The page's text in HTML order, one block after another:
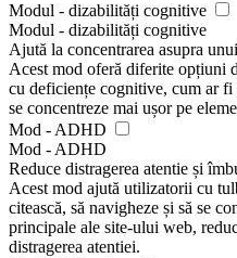
Modul - dizabilități cognitive
Modul - dizabilități cognitive
Ajută la concentrarea asupra
Acest mod oferă diferite opțiuni
cu deficiențe cognitive, cum ar
se concentreze mai ușor pe
Mod - ADHD
Mod - ADHD
Reduce distragerea atentie și
Acest mod ajută utilizatorii cu
citească, să navigheze și să se
principale ale site-ului web,
distragerea atentiei.